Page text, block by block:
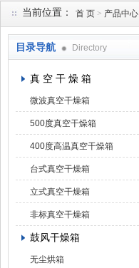
当前位置： 首 页 > 产品中心
目录导航 Directory
真 空 干 燥 箱
微波真空干燥箱
500度真空干燥箱
400度高温真空干燥箱
台式真空干燥箱
立式真空干燥箱
非标真空干燥箱
鼓风干燥箱
无尘烘箱